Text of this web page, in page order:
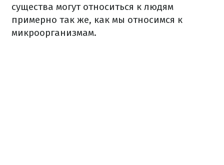
существа могут относиться к людям
примерно так же, как мы относимся к
микроорганизмам.